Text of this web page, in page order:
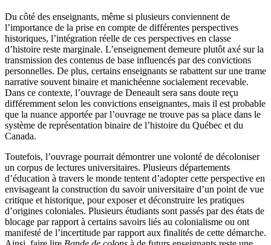
Du côté des enseignants, même si plusieurs conviennent de
l’importance de la prise en compte de différentes perspectives
historiques, l’intégration réelle de ces perspectives en classe
d’histoire reste marginale. L’enseignement demeure plutôt axé sur la
transmission des contenus de base influencés par des convictions
personnelles. De plus, certains enseignants se rabattent sur une trame
narrative souvent binaire et manichéenne socialement recevable.
Dans ce contexte, l’ouvrage de Deneault sera sans doute reçu
différemment selon les convictions enseignantes, mais il est probable
que la nuance apportée par l’ouvrage ne trouve pas sa place dans le
système de représentation binaire de l’histoire du Québec et du
Canada.
Toutefois, l’ouvrage pourrait démontrer une volonté de décoloniser
un corpus de lectures universitaires. Plusieurs départements
d’éducation à travers le monde tentent d’adopter cette perspective en
envisageant la construction du savoir universitaire d’un point de vue
critique et historique, pour exposer et déconstruire les pratiques
d’origines coloniales. Plusieurs étudiants sont passés par des états de
blocage par rapport à certains savoirs liés au colonialisme ou ont
manifesté de l’incertitude par rapport aux finalités de cette démarche.